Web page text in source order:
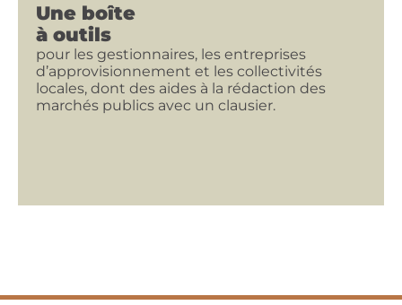
Une boîte
à outils
pour les gestionnaires, les entreprises
d’approvisionnement et les collectivités
locales, dont des aides à la rédaction des
marchés publics avec un clausier.